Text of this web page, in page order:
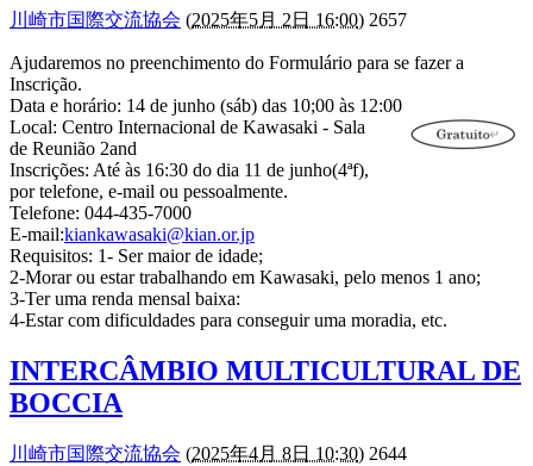
川崎市国際交流協会 (2025年5月 2日 16:00) 2657
Ajudaremos no preenchimento do Formulário para se fazer a
Inscrição.
Data e horário: 14 de junho (sáb) das 10;00 às 12:00
Local: Centro Internacional de Kawasaki - Sala
de Reunião 2and
Inscrições: Até às 16:30 do dia 11 de junho(4ªf),
por telefone, e-mail ou pessoalmente.
Telefone: 044-435-7000
E-mail:kiankawasaki@kian.or.jp
Requisitos: 1- Ser maior de idade;
2-Morar ou estar trabalhando em Kawasaki, pelo menos 1 ano;
3-Ter uma renda mensal baixa:
4-Estar com dificuldades para conseguir uma moradia, etc.
INTERCÂMBIO MULTICULTURAL DE
BOCCIA
川崎市国際交流協会 (2025年4月 8日 10:30) 2644